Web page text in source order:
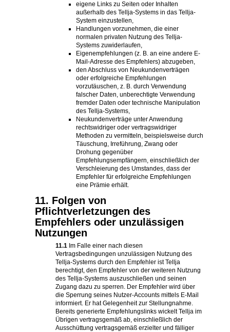
eigene Links zu Seiten oder Inhalten
außerhalb des Tellja-Systems in das Tellja-
System einzustellen,
Handlungen vorzunehmen, die einer
normalen privaten Nutzung des Tellja-
Systems zuwiderlaufen,
Eigenempfehlungen (z. B. an eine andere E-
Mail-Adresse des Empfehlers) abzugeben,
den Abschluss von Neukundenverträgen
oder erfolgreiche Empfehlungen
vorzutäuschen, z. B. durch Verwendung
falscher Daten, unberechtigte Verwendung
fremder Daten oder technische Manipulation
des Tellja-Systems,
Neukundenverträge unter Anwendung
rechtswidriger oder vertragswidriger
Methoden zu vermitteln, beispielsweise durch
Täuschung, Irreführung, Zwang oder
Drohung gegenüber
Empfehlungsempfängern, einschließlich der
Verschleierung des Umstandes, dass der
Empfehler für erfolgreiche Empfehlungen
eine Prämie erhält.
11. Folgen von
Pflichtverletzungen des
Empfehlers oder unzulässigen
Nutzungen
11.1 Im Falle einer nach diesen
Vertragsbedingungen unzulässigen Nutzung des
Tellja-Systems durch den Empfehler ist Tellja
berechtigt, den Empfehler von der weiteren Nutzung
des Tellja-Systems auszuschließen und seinen
Zugang dazu zu sperren. Der Empfehler wird über
die Sperrung seines Nutzer-Accounts mittels E-Mail
informiert. Er hat Gelegenheit zur Stellungnahme.
Bereits generierte Empfehlungslinks wickelt Tellja im
Übrigen vertragsgemäß ab, einschließlich der
Ausschüttung vertragsgemäß erzielter und fälliger